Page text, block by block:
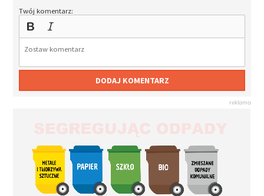
Twój komentarz:
DODAJ KOMENTARZ